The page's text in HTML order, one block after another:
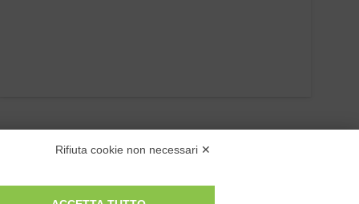
Rifiuta cookie non necessari ✕